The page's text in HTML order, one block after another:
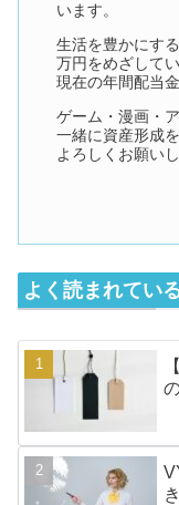
います。
生活を豊かにす
万円をめざしてい
現在の年間配当
ゲーム・漫画・
一緒に資産形成
よろしくお願い
よく読まれてい